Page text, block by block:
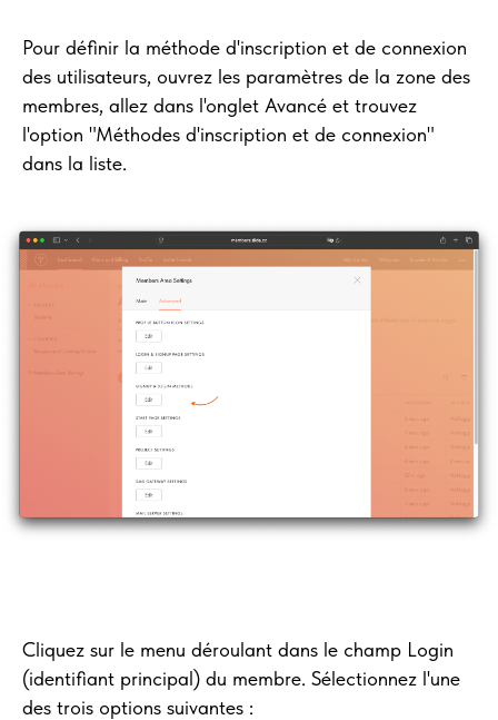
Pour définir la méthode d'inscription et de connexion
des utilisateurs, ouvrez les paramètres de la zone des
membres, allez dans l'onglet Avancé et trouvez
l'option "Méthodes d'inscription et de connexion"
dans la liste.
Cliquez sur le menu déroulant dans le champ Login
(identifiant principal) du membre. Sélectionnez l'une
des trois options suivantes :